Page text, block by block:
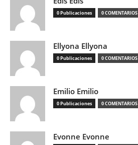
0 Publicaciones 0 COMENTARIOS
Ellyona Ellyona
0 Publicaciones 0 COMENTARIOS
Emilio Emilio
0 Publicaciones 0 COMENTARIOS
Evonne Evonne